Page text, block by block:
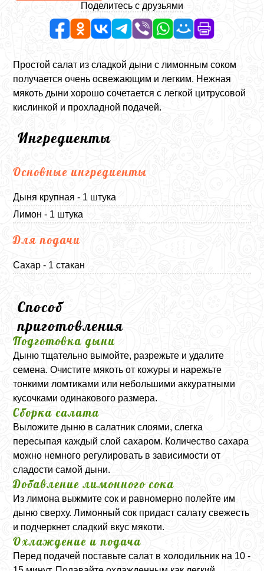
Поделитесь с друзьями
Простой салат из сладкой дыни с лимонным соком
получается очень освежающим и легким. Нежная
мякоть дыни хорошо сочетается с легкой цитрусовой
кислинкой и прохладной подачей.
Ингредиенты
Основные ингредиенты
Дыня крупная - 1 штука
Лимон - 1 штука
Для подачи
Сахар - 1 стакан
Способ
приготовления
Подготовка дыни
Дыню тщательно вымойте, разрежьте и удалите
семена. Очистите мякоть от кожуры и нарежьте
тонкими ломтиками или небольшими аккуратными
кусочками одинакового размера.
Сборка салата
Выложите дыню в салатник слоями, слегка
пересыпая каждый слой сахаром. Количество сахара
можно немного регулировать в зависимости от
сладости самой дыни.
Добавление лимонного сока
Из лимона выжмите сок и равномерно полейте им
дыню сверху. Лимонный сок придаст салату свежесть
и подчеркнет сладкий вкус мякоти.
Охлаждение и подача
Перед подачей поставьте салат в холодильник на 10 -